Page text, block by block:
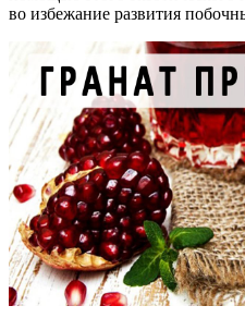
во избежание развития